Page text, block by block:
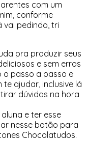
com um
conforme
vai pedindo, tri
pra produzir seus
e sem erros
o passo a passo e
ajudar, inclusive lá
dúvidas na hora
e ter esse
nesse botão para
Chocolatudos.